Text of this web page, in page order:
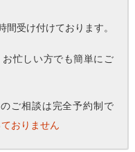
間受け付けております。
お忙しい方でも簡単にご
ご相談は完全予約制で
おりません